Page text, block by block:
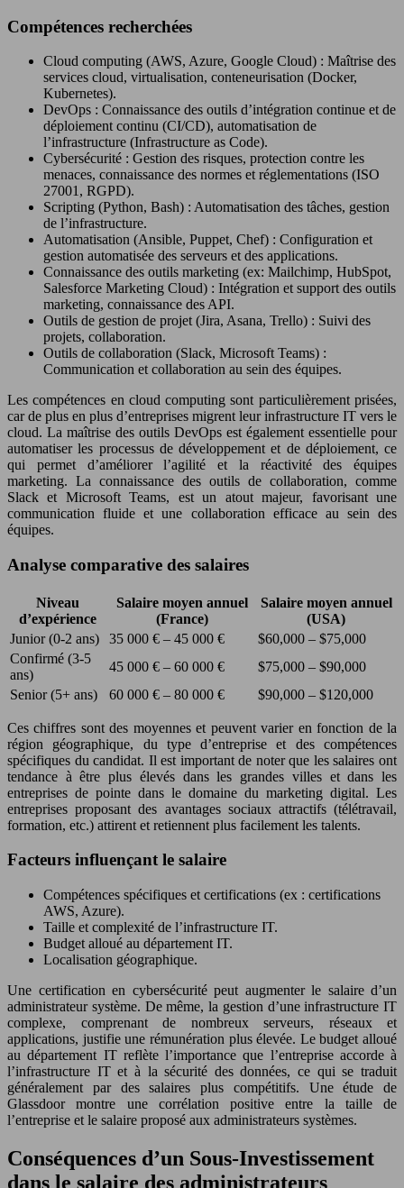
Compétences recherchées
Cloud computing (AWS, Azure, Google Cloud) : Maîtrise des
services cloud, virtualisation, conteneurisation (Docker,
Kubernetes).
DevOps : Connaissance des outils d’intégration continue et de
déploiement continu (CI/CD), automatisation de
l’infrastructure (Infrastructure as Code).
Cybersécurité : Gestion des risques, protection contre les
menaces, connaissance des normes et réglementations (ISO
27001, RGPD).
Scripting (Python, Bash) : Automatisation des tâches, gestion
de l’infrastructure.
Automatisation (Ansible, Puppet, Chef) : Configuration et
gestion automatisée des serveurs et des applications.
Connaissance des outils marketing (ex: Mailchimp, HubSpot,
Salesforce Marketing Cloud) : Intégration et support des outils
marketing, connaissance des API.
Outils de gestion de projet (Jira, Asana, Trello) : Suivi des
projets, collaboration.
Outils de collaboration (Slack, Microsoft Teams) :
Communication et collaboration au sein des équipes.
Les compétences en cloud computing sont particulièrement prisées,
car de plus en plus d’entreprises migrent leur infrastructure IT vers le
cloud. La maîtrise des outils DevOps est également essentielle pour
automatiser les processus de développement et de déploiement, ce
qui permet d’améliorer l’agilité et la réactivité des équipes
marketing. La connaissance des outils de collaboration, comme
Slack et Microsoft Teams, est un atout majeur, favorisant une
communication fluide et une collaboration efficace au sein des
équipes.
Analyse comparative des salaires
Niveau
d’expérience
Salaire moyen annuel
(France)
Salaire moyen annuel
(USA)
Junior (0-2 ans)
35 000 € – 45 000 €
$60,000 – $75,000
Confirmé (3-5
ans)
45 000 € – 60 000 €
$75,000 – $90,000
Senior (5+ ans)
60 000 € – 80 000 € $90,000 – $120,000
Ces chiffres sont des moyennes et peuvent varier en fonction de la
région géographique, du type d’entreprise et des compétences
spécifiques du candidat. Il est important de noter que les salaires ont
tendance à être plus élevés dans les grandes villes et dans les
entreprises de pointe dans le domaine du marketing digital. Les
entreprises proposant des avantages sociaux attractifs (télétravail,
formation, etc.) attirent et retiennent plus facilement les talents.
Facteurs influençant le salaire
Compétences spécifiques et certifications (ex : certifications
AWS, Azure).
Taille et complexité de l’infrastructure IT.
Budget alloué au département IT.
Localisation géographique.
Une certification en cybersécurité peut augmenter le salaire d’un
administrateur système. De même, la gestion d’une infrastructure IT
complexe, comprenant de nombreux serveurs, réseaux et
applications, justifie une rémunération plus élevée. Le budget alloué
au département IT reflète l’importance que l’entreprise accorde à
l’infrastructure IT et à la sécurité des données, ce qui se traduit
généralement par des salaires plus compétitifs. Une étude de
Glassdoor montre une corrélation positive entre la taille de
l’entreprise et le salaire proposé aux administrateurs systèmes.
Conséquences d’un Sous-Investissement
dans le salaire des administrateurs